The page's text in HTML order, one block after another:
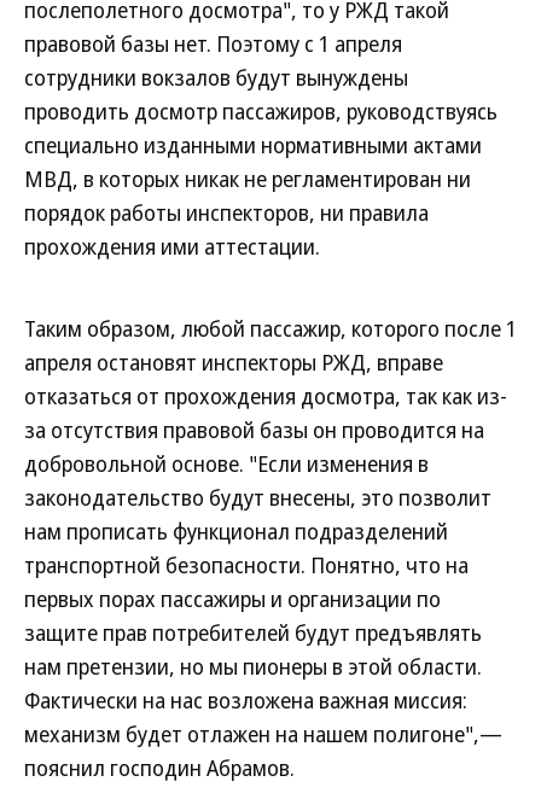
послеполетного досмотра", то у РЖД такой
правовой базы нет. Поэтому с 1 апреля
сотрудники вокзалов будут вынуждены
проводить досмотр пассажиров, руководствуясь
специально изданными нормативными актами
МВД, в которых никак не регламентирован ни
порядок работы инспекторов, ни правила
прохождения ими аттестации.
Таким образом, любой пассажир, которого после 1
апреля остановят инспекторы РЖД, вправе
отказаться от прохождения досмотра, так как из-
за отсутствия правовой базы он проводится на
добровольной основе. "Если изменения в
законодательство будут внесены, это позволит
нам прописать функционал подразделений
транспортной безопасности. Понятно, что на
первых порах пассажиры и организации по
защите прав потребителей будут предъявлять
нам претензии, но мы пионеры в этой области.
Фактически на нас возложена важная миссия:
механизм будет отлажен на нашем полигоне",—
пояснил господин Абрамов.